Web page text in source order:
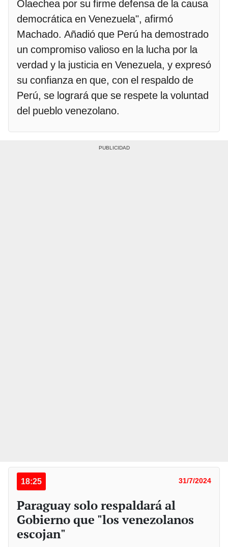
Olaechea por su firme defensa de la causa
democrática en Venezuela", afirmó
Machado. Añadió que Perú ha demostrado
un compromiso valioso en la lucha por la
verdad y la justicia en Venezuela, y expresó
su confianza en que, con el respaldo de
Perú, se logrará que se respete la voluntad
del pueblo venezolano.
18:25 31/7/2024
Paraguay solo respaldará al
Gobierno que "los venezolanos
escojan"